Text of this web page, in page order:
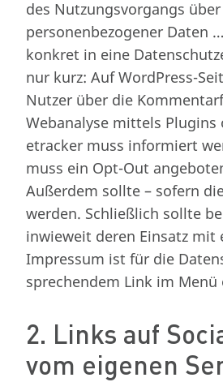
des Nutzungsvorgangs
personenbezogener Daten
konkret in eine
nur kurz: Auf WordPress-
Nutzer über die
Webanalyse mittels
etracker muss informiert
muss ein Opt-Out
Außerdem sollte – sofern
werden. Schließlich sollte
inwieweit deren Einsatz mit
Impressum ist für die
sprechendem Link im
2. Links auf
vom eigenen